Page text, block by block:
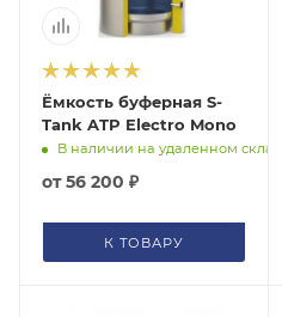
Ёмкость буферная S-
Tank ATP Electro Mono
В наличии на удаленном складе
от56 200 ₽
К ТОВАРУ
помогут с подбором.
ЗАКАЗАТЬ ЗВОНОК